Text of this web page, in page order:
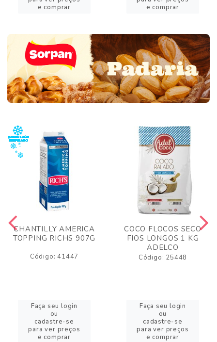
e comprar
e comprar
CHANTILLY AMERICA
TOPPING RICHS 907G
Código: 41447
Faça seu login
ou
cadastre-se
para ver preços
e comprar
COCO FLOCOS SECO
FIOS LONGOS 1 KG
ADELCO
Código: 25448
Faça seu login
ou
cadastre-se
para ver preços
e comprar